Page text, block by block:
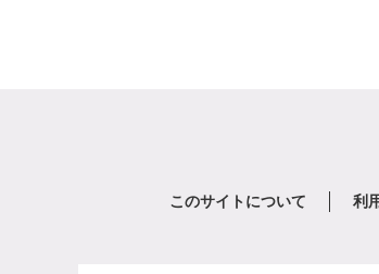
このサイトについて 利